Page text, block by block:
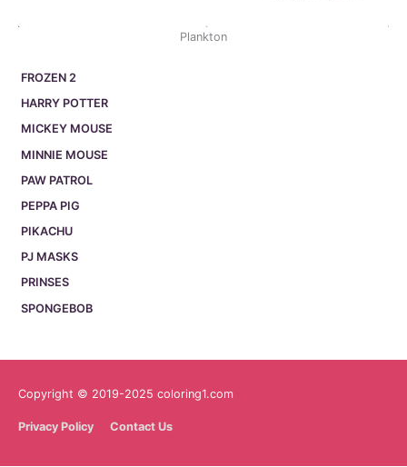
FROZEN 2
HARRY POTTER
MICKEY MOUSE
MINNIE MOUSE
PAW PATROL
PEPPA PIG
PIKACHU
PJ MASKS
PRINSES
SPONGEBOB
Plankton
Copyright © 2019-2025 coloring1.com
Privacy Policy Contact Us